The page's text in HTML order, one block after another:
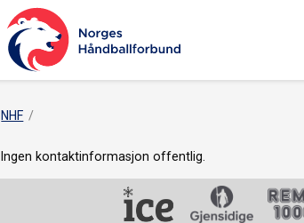
NHF
Ingen kontaktinformasjon offentlig.